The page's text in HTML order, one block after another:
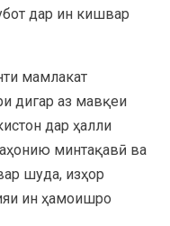
дар ин кишвар
мамлакат
дигар аз мавқеи
дар ҳалли
минтақавӣ ва
шуда, изҳор
ин ҳамоишро